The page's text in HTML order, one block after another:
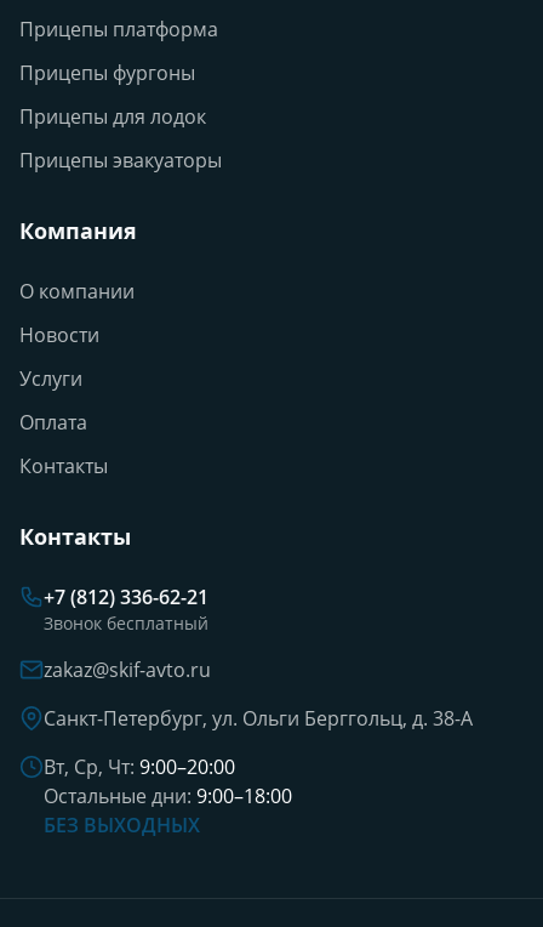
Прицепы платформа
Прицепы фургоны
Прицепы для лодок
Прицепы эвакуаторы
Компания
О компании
Новости
Услуги
Оплата
Контакты
Контакты
+7 (812) 336-62-21
Звонок бесплатный
zakaz@skif-avto.ru
Санкт-Петербург, ул. Ольги Берггольц, д. 38-А
Вт, Ср, Чт: 9:00–20:00
Остальные дни: 9:00–18:00
БЕЗ ВЫХОДНЫХ